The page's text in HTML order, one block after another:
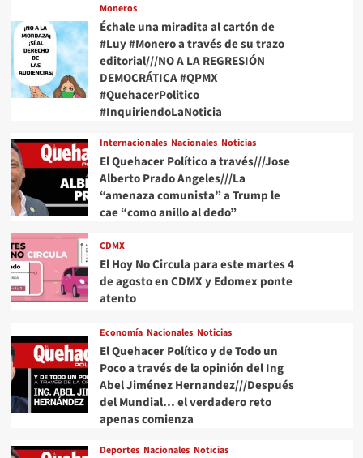
Moneros
Échale una miradita al cartón de
#Luy #Monero a través de su trazo
editorial///NO A LA REGRESIÓN
DEMOCRÁTICA #QPMX
#QuehacerPolitico
#InquiriendoLaNoticia
Internacionales Nacionales Noticias
El Quehacer Político a través///Jose
Alberto Prado Angeles///La
“amenaza comunista” a Trump le
cae “como anillo al dedo”
CDMX
El Hoy No Circula para este martes 4
de agosto en CDMX y Edomex ponte
atento
Economía Nacionales Noticias
El Quehacer Político y de Todo un
Poco a través de la opinión del Ing
Abel Jiménez Hernandez///Después
del Mundial… el verdadero reto
apenas comienza
Deportes Nacionales Noticias